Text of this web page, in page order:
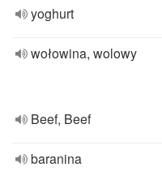
yoghurt
wołowina, wolowy
Beef, Beef
baranina